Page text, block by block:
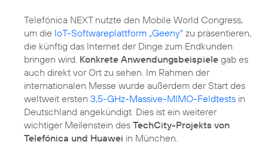
Telefónica NEXT nutzte den Mobile World Congress,
um die IoT-Softwareplattform „Geeny“ zu präsentieren,
die künftig das Internet der Dinge zum Endkunden
bringen wird. Konkrete Anwendungsbeispiele gab es
auch direkt vor Ort zu sehen. Im Rahmen der
internationalen Messe wurde außerdem der Start des
weltweit ersten 3,5-GHz-Massive-MIMO-Feldtests in
Deutschland angekündigt. Dies ist ein weiterer
wichtiger Meilenstein des TechCity-Projekts von
Telefónica und Huawei in München.